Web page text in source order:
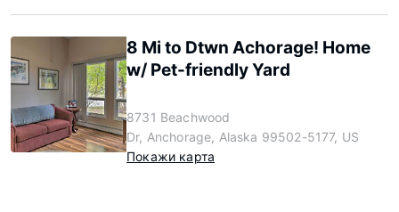
8 Mi to Dtwn Achorage! Home
w/ Pet-friendly Yard
8731 Beachwood
Dr, Anchorage, Alaska 99502-5177, US
Покажи карта